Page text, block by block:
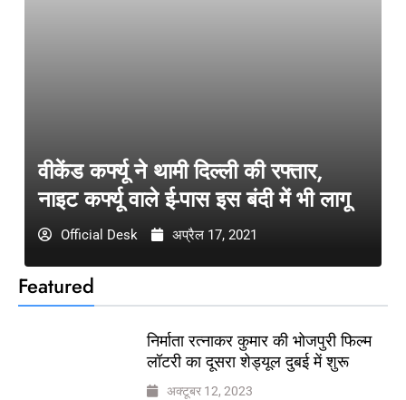
Featured
निर्माता रत्नाकर कुमार की भोजपुरी फिल्म
लॉटरी का दूसरा शेड्यूल दुबई में शुरू
अक्टूबर 12, 2023
वीकेंड कर्फ्यू ने थामी दिल्ली की रफ्तार,
नाइट कर्फ्यू वाले ई-पास इस बंदी में भी लागू
Official Desk अप्रैल 17, 2021